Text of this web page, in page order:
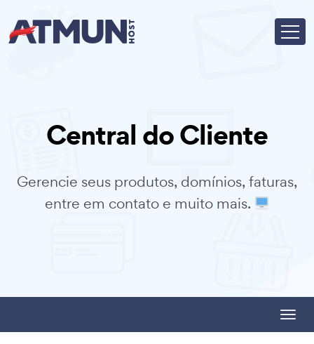
Central do Cliente
Gerencie seus produtos, domínios, faturas,
entre em contato e muito mais.